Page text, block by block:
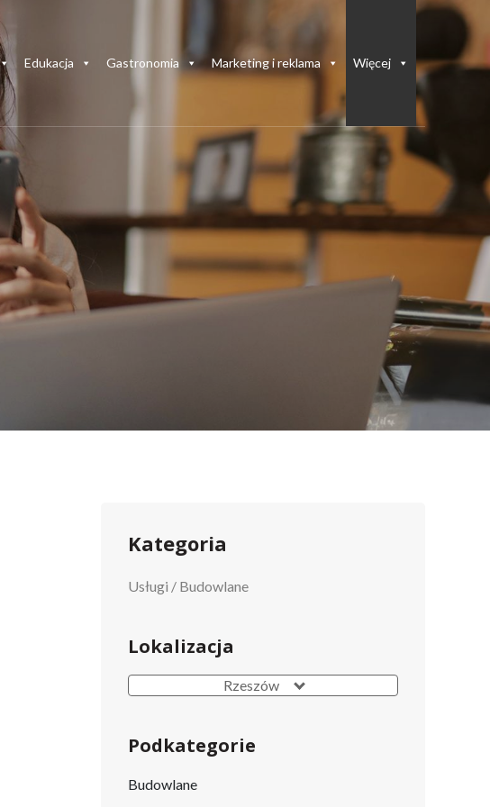
Edukacja Gastronomia Marketing i reklama Więcej
Kategoria
Usługi / Budowlane
Lokalizacja
Rzeszów
Podkategorie
Budowlane